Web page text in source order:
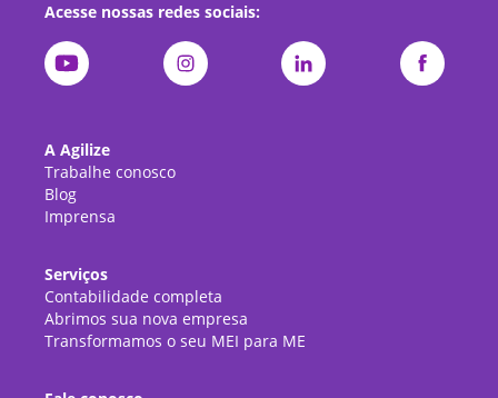
Acesse nossas redes sociais:
A Agilize
Trabalhe conosco
Blog
Imprensa
Serviços
Contabilidade completa
Abrimos sua nova empresa
Transformamos o seu MEI para ME